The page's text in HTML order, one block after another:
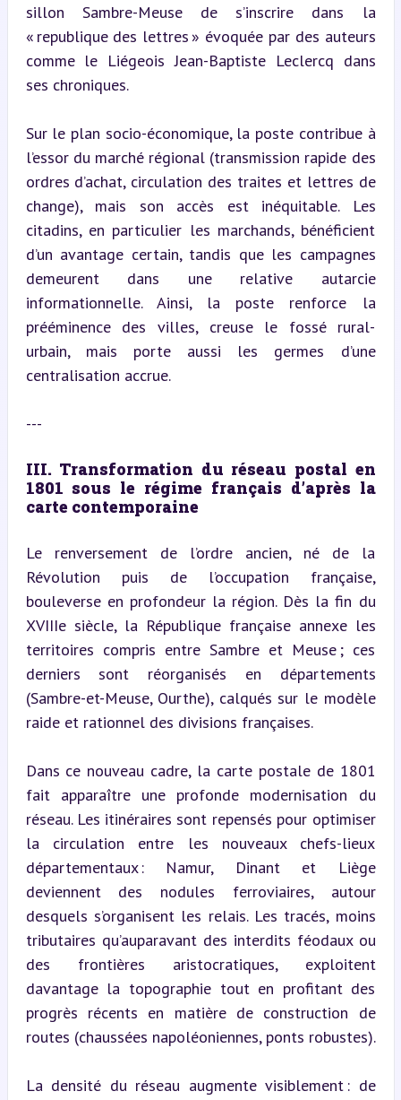
sillon Sambre-Meuse de s’inscrire dans la
« republique des lettres » évoquée par des auteurs
comme le Liégeois Jean-Baptiste Leclercq dans
ses chroniques.
Sur le plan socio-économique, la poste contribue à
l’essor du marché régional (transmission rapide des
ordres d’achat, circulation des traites et lettres de
change), mais son accès est inéquitable. Les
citadins, en particulier les marchands, bénéficient
d’un avantage certain, tandis que les campagnes
demeurent dans une relative autarcie
informationnelle. Ainsi, la poste renforce la
prééminence des villes, creuse le fossé rural-
urbain, mais porte aussi les germes d’une
centralisation accrue.
---
III. Transformation du réseau postal en
1801 sous le régime français d’après la
carte contemporaine
Le renversement de l’ordre ancien, né de la
Révolution puis de l’occupation française,
bouleverse en profondeur la région. Dès la fin du
XVIIIe siècle, la République française annexe les
territoires compris entre Sambre et Meuse ; ces
derniers sont réorganisés en départements
(Sambre-et-Meuse, Ourthe), calqués sur le modèle
raide et rationnel des divisions françaises.
Dans ce nouveau cadre, la carte postale de 1801
fait apparaître une profonde modernisation du
réseau. Les itinéraires sont repensés pour optimiser
la circulation entre les nouveaux chefs-lieux
départementaux : Namur, Dinant et Liège
deviennent des nodules ferroviaires, autour
desquels s’organisent les relais. Les tracés, moins
tributaires qu’auparavant des interdits féodaux ou
des frontières aristocratiques, exploitent
davantage la topographie tout en profitant des
progrès récents en matière de construction de
routes (chaussées napoléoniennes, ponts robustes).
La densité du réseau augmente visiblement : de